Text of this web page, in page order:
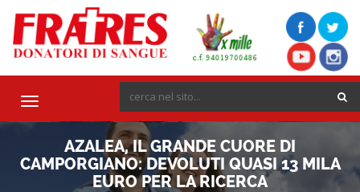
Toggle
AZALEA, IL GRANDE CUORE DI
CAMPORGIANO: DEVOLUTI QUASI 13 MILA
EURO PER LA RICERCA